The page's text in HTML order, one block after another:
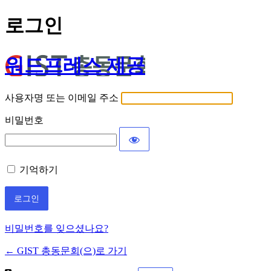
로그인
워드프레스 제공
사용자명 또는 이메일 주소
비밀번호
기억하기
비밀번호를 잊으셨나요?
← GIST 총동문회(으)로 가기